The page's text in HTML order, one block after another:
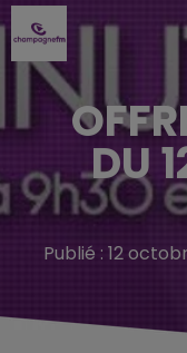
DU
Publié : 12